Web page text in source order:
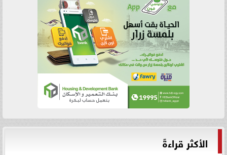
الأكثر قراءةً